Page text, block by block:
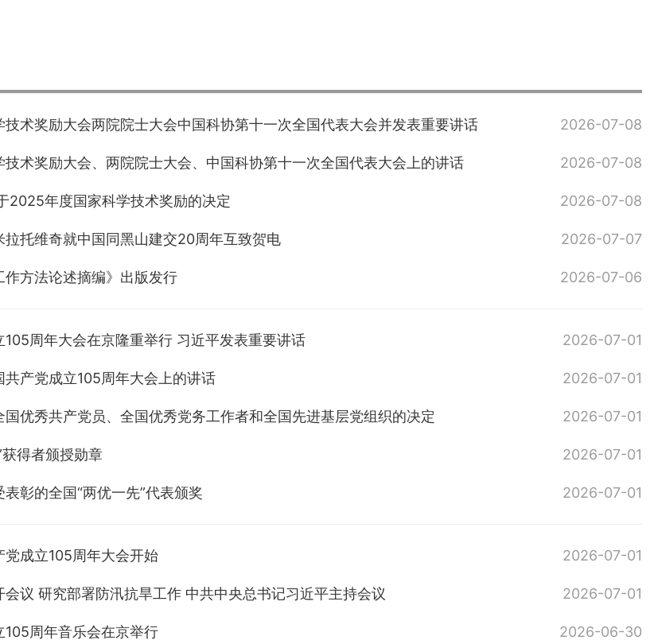
技术奖励大会两院院士大会中国科协第十一次全国代表大会并发表重要讲话 2026-07-08
技术奖励大会、两院院士大会、中国科协第十一次全国代表大会上的讲话 2026-07-08
2025年度国家科学技术奖励的决定 2026-07-08
拉托维奇就中国同黑山建交20周年互致贺电 2026-07-07
作方法论述摘编》出版发行 2026-07-06
105周年大会在京隆重举行 习近平发表重要讲话 2026-07-01
共产党成立105周年大会上的讲话 2026-07-01
国优秀共产党员、全国优秀党务工作者和全国先进基层党组织的决定 2026-07-01
得者颁授勋章 2026-07-01
彰的全国“两优一先”代表颁奖 2026-07-01
成立105周年大会开始 2026-07-01
会议 研究部署防汛抗旱工作 中共中央总书记习近平主持会议 2026-07-01
105周年音乐会在京举行 2026-06-30